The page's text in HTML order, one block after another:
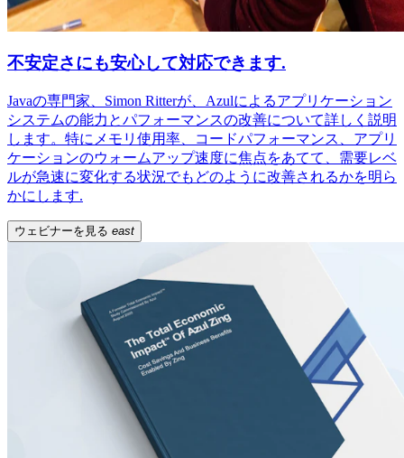
不安定さにも安心して対応できます.
Javaの専門家、Simon Ritterが、Azulによるアプリケーション
システムの能力とパフォーマンスの改善について詳しく説明
します。特にメモリ使用率、コードパフォーマンス、アプリ
ケーションのウォームアップ速度に焦点をあてて、需要レベ
ルが急速に変化する状況でもどのように改善されるかを明ら
かにします.
ウェビナーを見る east